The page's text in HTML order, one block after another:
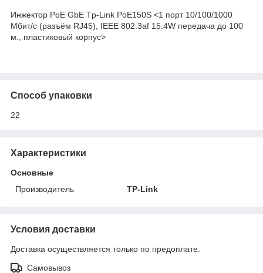
Инжектор PoE GbE Tp-Link PoE150S <1 порт 10/100/1000
Мбит/с (разъём RJ45), IEEE 802.3af 15.4W передача до 100
м., пластиковый корпус>
Способ упаковки
22
Характеристики
Основные
Производитель
TP-Link
Условия доставки
Доставка осуществляется только по предоплате.
Самовывоз